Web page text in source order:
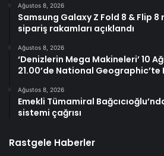
Ağustos 8, 2026
Samsung Galaxy Z Fold 8 & Flip
sipariş rakamları açıklandı
Ağustos 8, 2026
‘Denizlerin Mega Makineleri’ 10
21.00’de National Geographic’te
Ağustos 8, 2026
Emekli Tümamiral
sistemi çağrısı
Rastgele Haberler